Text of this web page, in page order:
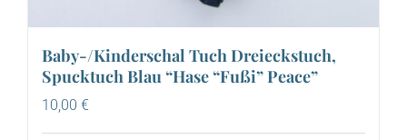
Baby-/Kinderschal Tuch Dreieckstuch,
Spucktuch Blau “Hase “Fußi” Peace”
10,00 €